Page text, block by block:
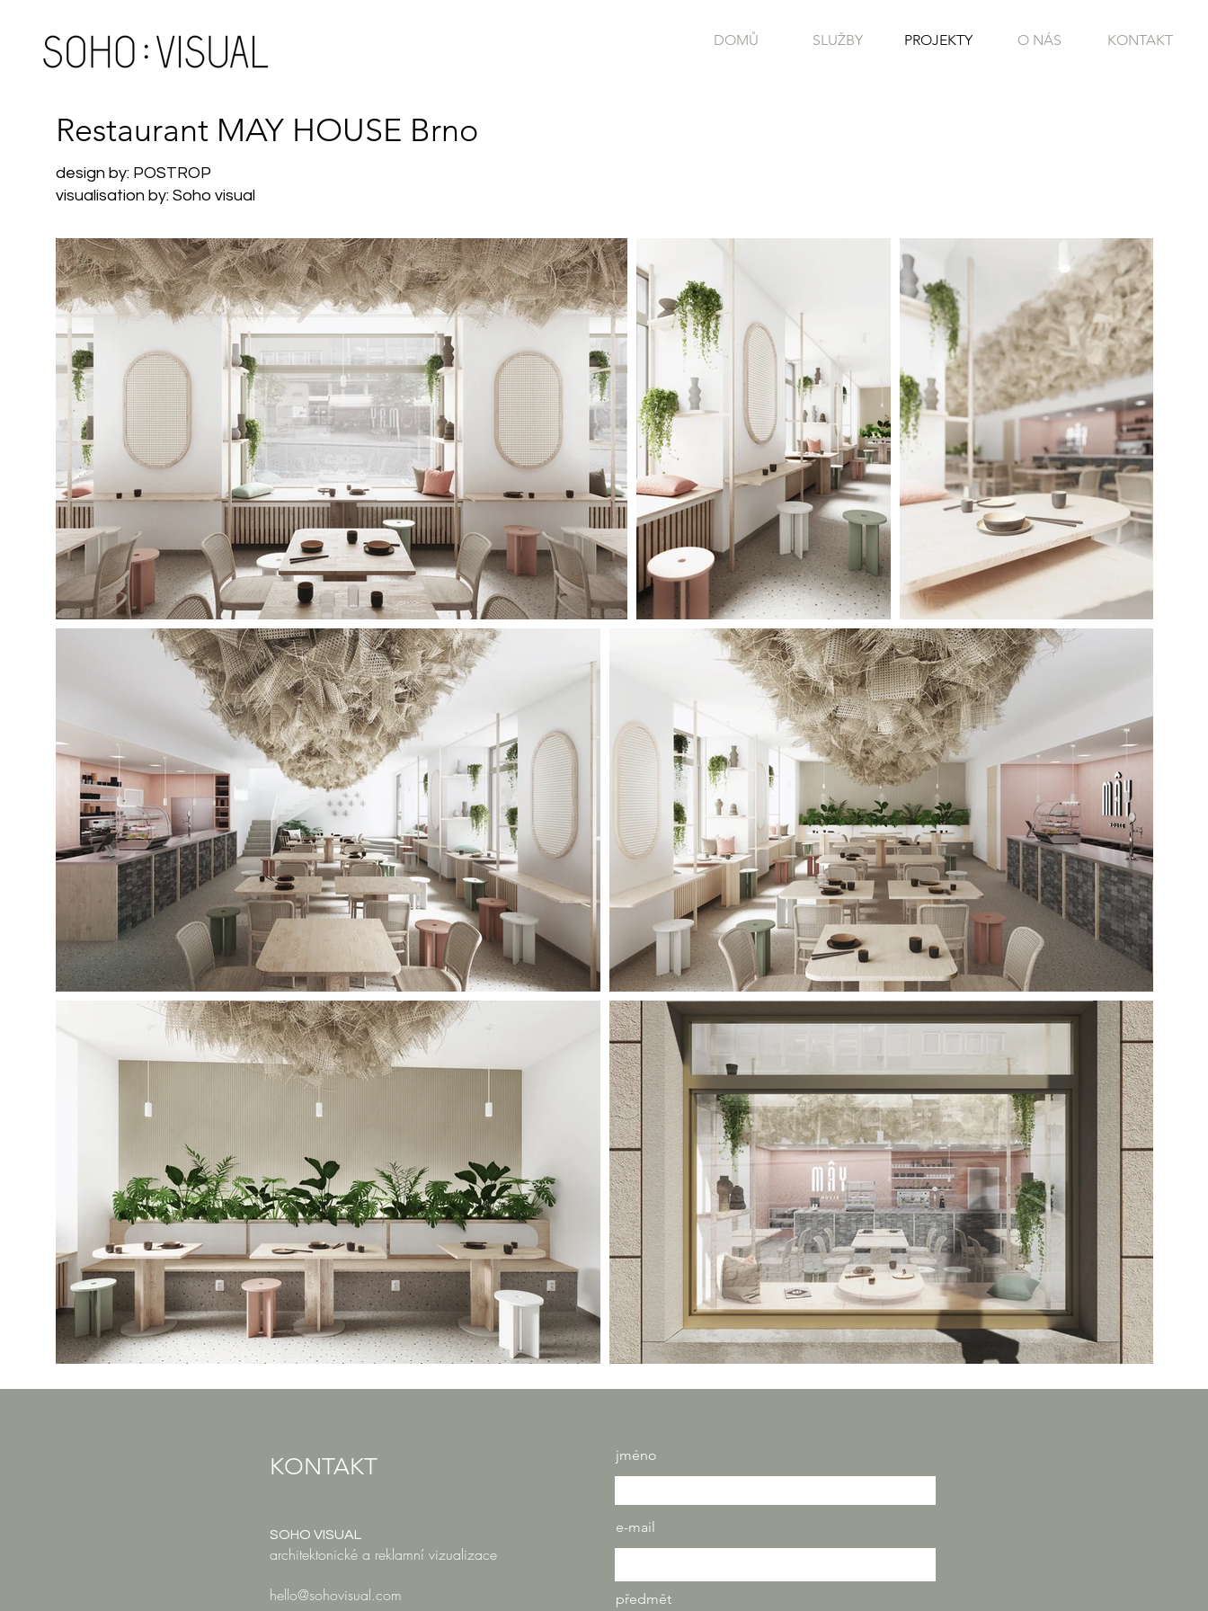
DOMŮ SLUŽBY PROJEKTY O NÁS KONTAKT
Restaurant MAY HOUSE Brno
design by: POSTROP
visualisation by: Soho visual
KONTAKT
SOHO VISUAL
architektonické a reklamní vizualizace
hello@sohovisual.com
jméno
e-mail
předmět